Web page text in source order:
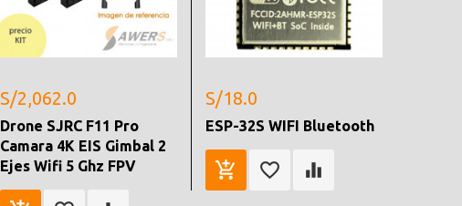
S/2,062.0
Drone SJRC F11 Pro
Camara 4K EIS Gimbal 2
Ejes Wifi 5 Ghz FPV
S/18.0
ESP-32S WIFI Bluetooth